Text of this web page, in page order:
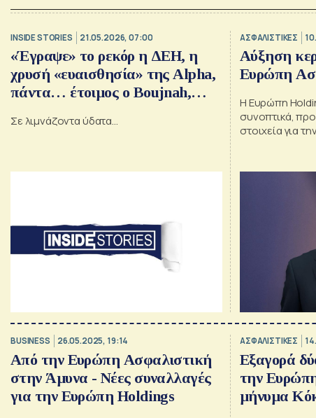
INSIDE STORIES 21.05.2026, 07:00
«Έγραψε» το ρεκόρ η ΔΕΗ, η
χρυσή «ευαισθησία» της Alpha,
πάντα… έτοιμος ο Boujnah,
deal CrediaBank – Ευρώπη, η
Σε λιμνάζοντα ύδατα…
ΑΣΦΑΛΙΣΤΙΚΕΣ
Αύξηση
Ευρώπη
Η Ευρώπη
συνοπτικά,
στοιχεία για
BUSINESS 26.05.2025, 19:14
Από την Ευρώπη Ασφαλιστική
στην Άμυνα - Νέες συναλλαγές
για την Ευρώπη Holdings
ΑΣΦΑΛΙΣΤΙΚΕΣ
Εξαγορά
την
μήνυμα